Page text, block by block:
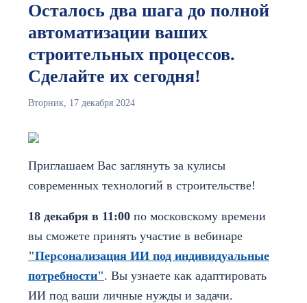
Осталось два шага до полной
автоматизации ваших
строительных процессов.
Сделайте их сегодня!
Вторник, 17 декабря 2024
Приглашаем Вас заглянуть за кулисы
современных технологий в строительстве!
18 декабря в 11:00 по московскому времени
вы сможете принять участие в вебинаре
"Персонализация ИИ под индивидуальные
потребности". Вы узнаете как адаптировать
ИИ под ваши личные нужды и задачи.